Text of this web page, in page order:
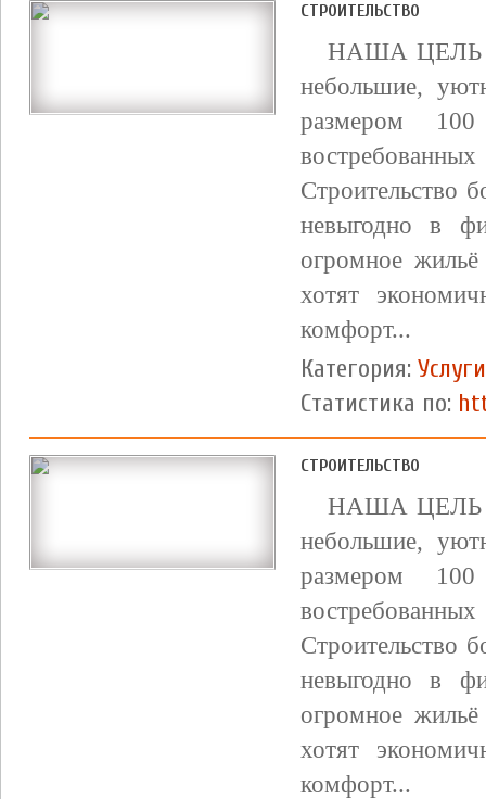
СТРОИТЕЛЬСТВО
НАША ЦЕЛЬ
небольшие,
размером
Строительство
невыгодно в
огромное
хотят
комфорт...
Категория: Услуги
Статистика по:
СТРОИТЕЛЬСТВО
НАША ЦЕЛЬ
небольшие,
размером
Строительство
невыгодно в
огромное
хотят
комфорт...